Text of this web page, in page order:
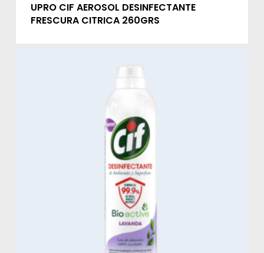
UPRO CIF AEROSOL DESINFECTANTE
FRESCURA CITRICA 260GRS